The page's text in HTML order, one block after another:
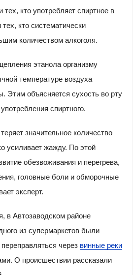
тех, кто употребляет спиртное в
кто систематически
количеством алкоголя.
этанола организму
температуре воздуха
Этим объясняется сухость во рту
спиртного.
значительное количество
усиливает жажду. По этой
обезвоживания и перегрева,
головные боли и обморочные
эксперт.
в Автозаводском районе
из супермаркетов были
через винные реки
О происшествии рассказали